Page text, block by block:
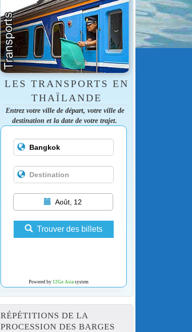
LES TRANSPORTS EN
THAÏLANDE
Entrez votre ville de départ, votre ville de
destination et la date de votre trajet.
Août, 12
Trouver des billets
Powered by 12Go Asiasystem
RÉPÉTITIONS DE LA
PROCESSION DES BARGES